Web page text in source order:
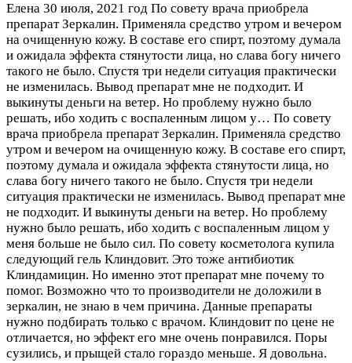
Елена 30 июля, 2021 год По совету врача приобрела
препарат Зеркалин. Применяла средство утром и вечером
на очищенную кожу. В составе его спирт, поэтому думала
и ожидала эффекта стянутости лица, но слава богу ничего
такого не было. Спустя три недели ситуация практически
не изменилась. Вывод препарат мне не подходит. И
выкинуты деньги на ветер. Но проблему нужно было
решать, ибо ходить с воспаленным лицом у… По совету
врача приобрела препарат Зеркалин. Применяла средство
утром и вечером на очищенную кожу. В составе его спирт,
поэтому думала и ожидала эффекта стянутости лица, но
слава богу ничего такого не было. Спустя три недели
ситуация практически не изменилась. Вывод препарат мне
не подходит. И выкинуты деньги на ветер. Но проблему
нужно было решать, ибо ходить с воспаленным лицом у
меня больше не было сил. По совету косметолога купила
следующий гель Клиндовит. Это тоже антибиотик
Клиндамицин. Но именно этот препарат мне почему то
помог. Возможно что то производители не доложили в
зеркалин, не знаю в чем причина. Данные препараты
нужно подбирать только с врачом. Клиндовит по цене не
отличается, но эффект его мне очень понравился. Поры
сузились, и прыщей стало гораздо меньше. Я довольна.